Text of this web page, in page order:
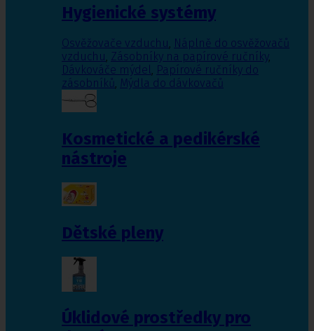
Hygienické systémy
Osvěžovače vzduchu, Náplně do osvěžovačů
vzduchu, Zásobníky na papírové ručníky,
Dávkováče mýdel, Papírové ručníky do
zásobníků, Mýdla do dávkovačů
Kosmetické a pedikérské
nástroje
Dětské pleny
Úklidové prostředky pro